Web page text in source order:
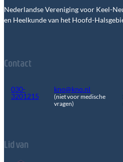
Nederlandse Vereniging voor Keel-
en Heelkunde van het Hoofd-
Contact
030-
3201215
kno@kno.nl
(niet voor medische
vragen)
Lid van